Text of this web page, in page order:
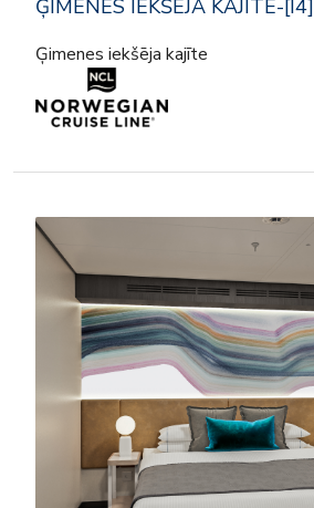
ĢIMENES IEKŠĒJA KAJĪTE-[I4]
Ģimenes iekšēja kajīte